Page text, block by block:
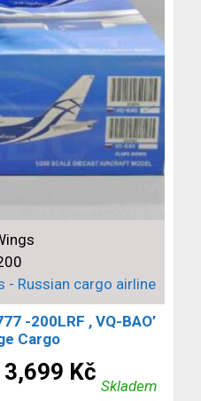
- Russian cargo airline
-200LRF , VQ-BAO’
Cargo
Původní
3,699 Kč
Skladem